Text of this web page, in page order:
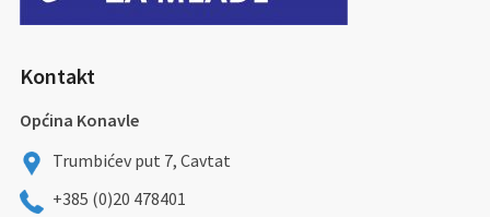
Kontakt
Općina Konavle
Trumbićev put 7, Cavtat
+385 (0)20 478401